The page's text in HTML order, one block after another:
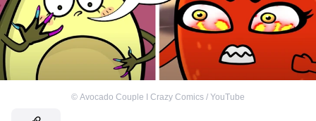
© Avocado Couple I Crazy Comics / YouTube